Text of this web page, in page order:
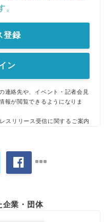
。
登録
ン
連絡先や、イベント・記者会見
報が閲覧できるようになりま
スリリース受信に関するご案内
企業・団体